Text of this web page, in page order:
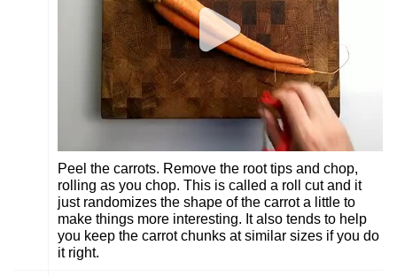
Peel the carrots. Remove the root tips and chop,
rolling as you chop. This is called a roll cut and it
just randomizes the shape of the carrot a little to
make things more interesting. It also tends to help
you keep the carrot chunks at similar sizes if you do
it right.